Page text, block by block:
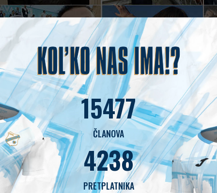
15477
ČLANOVA
4238
PRETPLATNIKA